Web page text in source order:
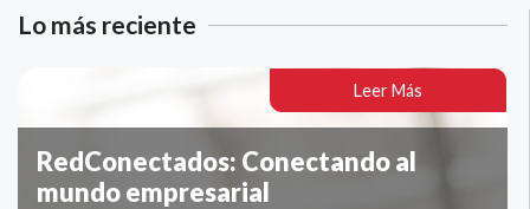
Lo más reciente
Leer Más
RedConectados: Conectando al
mundo empresarial